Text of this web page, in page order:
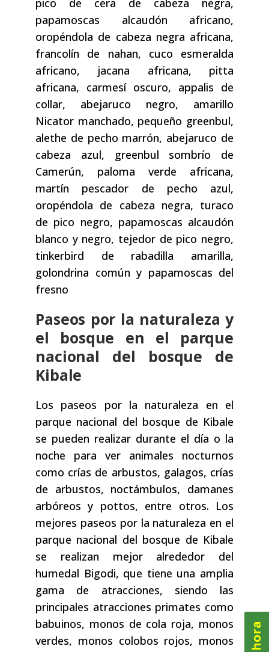
pico de cera de cabeza negra,
papamoscas alcaudón africano,
oropéndola de cabeza negra africana,
francolín de nahan, cuco esmeralda
africano, jacana africana, pitta
africana, carmesí oscuro, appalis de
collar, abejaruco negro, amarillo
Nicator manchado, pequeño greenbul,
alethe de pecho marrón, abejaruco de
cabeza azul, greenbul sombrío de
Camerún, paloma verde africana,
martín pescador de pecho azul,
oropéndola de cabeza negra, turaco
de pico negro, papamoscas alcaudón
blanco y negro, tejedor de pico negro,
tinkerbird de rabadilla amarilla,
golondrina común y papamoscas del
fresno
Paseos por la naturaleza y
el bosque en el parque
nacional del bosque de
Kibale
Los paseos por la naturaleza en el
parque nacional del bosque de Kibale
se pueden realizar durante el día o la
noche para ver animales nocturnos
como crías de arbustos, galagos, crías
de arbustos, noctámbulos, damanes
arbóreos y pottos, entre otros. Los
mejores paseos por la naturaleza en el
parque nacional del bosque de Kibale
se realizan mejor alrededor del
humedal Bigodi, que tiene una amplia
gama de atracciones, siendo las
principales atracciones primates como
babuinos, monos de cola roja, monos
verdes, monos colobos rojos, monos